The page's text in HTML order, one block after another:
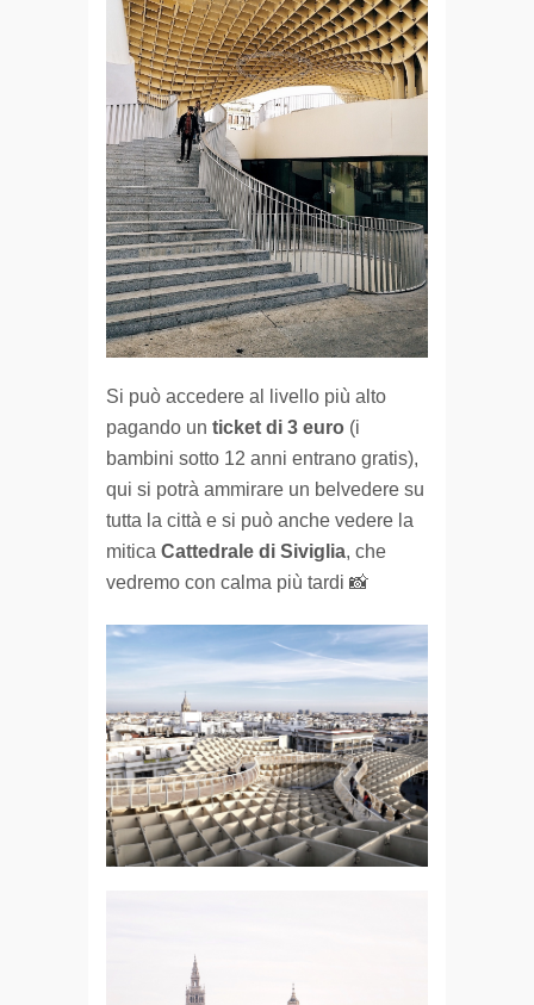
Si può accedere al livello più alto
pagando un ticket di 3 euro (i
bambini sotto 12 anni entrano gratis),
qui si potrà ammirare un belvedere su
tutta la città e si può anche vedere la
mitica Cattedrale di Siviglia, che
vedremo con calma più tardi 📸